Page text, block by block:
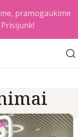
pramogaukime